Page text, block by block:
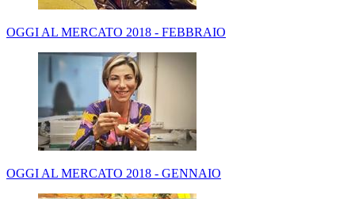
OGGI AL MERCATO 2018 - FEBBRAIO
OGGI AL MERCATO 2018 - GENNAIO